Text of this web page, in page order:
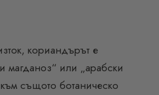
кориандърът е
магданоз“ или „арабски
същото ботаническо